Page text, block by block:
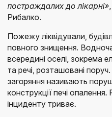
постраждалих до лікарні»
Рибалко.
Пожежу ліквідували,
повного знищення.
всередині оселі, зокрема
та речі, розташовані
загоряння називають
конструкції печі
інциденту триває.